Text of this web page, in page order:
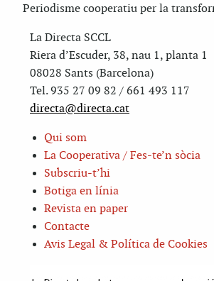
Periodisme cooperatiu per la
La Directa SCCL
Riera d’Escuder, 38, nau 1, planta 1
08028 Sants (Barcelona)
Tel. 935 27 09 82 / 661 493 117
directa@directa.cat
Qui som
La Cooperativa / Fes-te’n sòcia
Subscriu-t’hi
Botiga en línia
Revista en paper
Contacte
Avis Legal & Política de Cookies